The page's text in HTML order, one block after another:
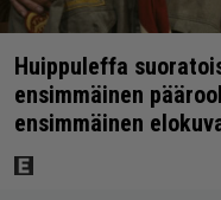
Huippuleffa
ensimmäinen
ensimmäinen